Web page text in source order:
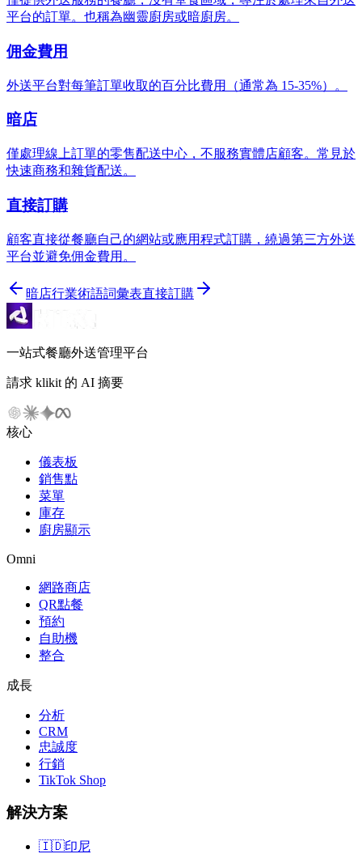
平台的訂單。也稱為幽靈廚房或暗廚房。
佣金費用
外送平台對每筆訂單收取的百分比費用（通常為 15-35%）。
暗店
僅處理線上訂單的零售配送中心，不服務實體店顧客。常見於
快速商務和雜貨配送。
直接訂購
顧客直接從餐廳自己的網站或應用程式訂購，繞過第三方外送
平台並避免佣金費用。
暗店行業術語詞彙表直接訂購
一站式餐廳外送管理平台
請求 klikit 的 AI 摘要
核心
儀表板
銷售點
菜單
庫存
廚房顯示
Omni
網路商店
QR點餐
預約
自助機
整合
成長
分析
CRM
忠誠度
行銷
TikTok Shop
解決方案
🇮🇩印尼